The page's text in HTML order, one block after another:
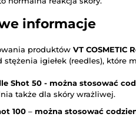
informacje
produktów VT COSMETIC
stężenia igiełek (reedles), które
Shot 50 - można stosować
także dla skóry wrażliwej.
100 – można stosować